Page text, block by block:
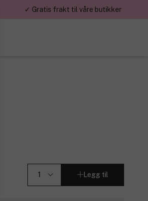
✓ Gratis frakt til våre butikker
Legg til